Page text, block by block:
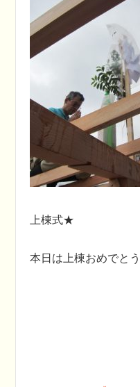
上棟式★
本日は上棟おめでと